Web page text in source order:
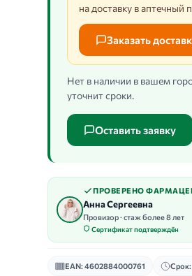
на доставку в аптечный
Заказать
Нет в наличии в вашем
уточнит сроки.
Оставить заявку
ПРОВЕРЕНО
Анна Сергеевна
Провизор · стаж более 8 лет
Сертификат подтверждён
EAN: 4602884000761 Срок: